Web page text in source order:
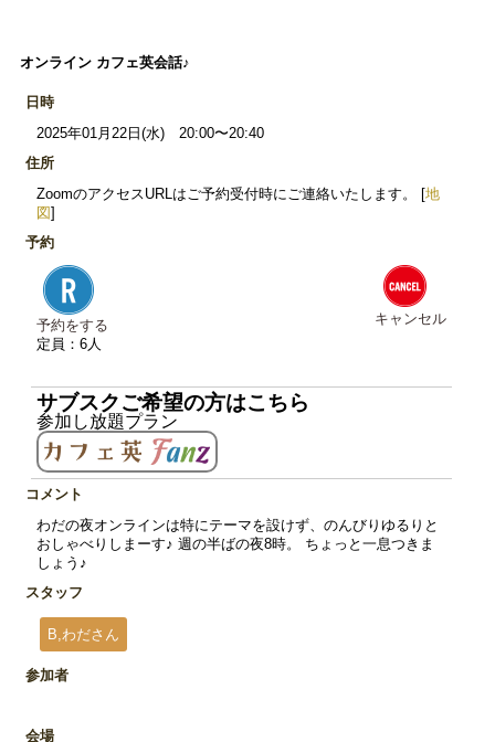
オンライン カフェ英会話♪
日時
2025年01月22日(水) 20:00〜20:40
住所
ZoomのアクセスURLはご予約受付時にご連絡いたします。 [地
図]
予約
予約をする
定員：6人
キャンセル
サブスクご希望の方はこちら
参加し放題プラン
コメント
わだの夜オンラインは特にテーマを設けず、のんびりゆるりと
おしゃべりしまーす♪ 週の半ばの夜8時。 ちょっと一息つきま
しょう♪
スタッフ
B,わださん
参加者
会場